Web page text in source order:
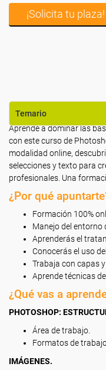
¡Solicita tu plaza!
Temario
Aprende a dominar las
con este curso de
modalidad online,
selecciones y texto para
profesionales. Una
¿Por qué
Formación 100%
Manejo del entorno
Aprenderás el
Conocerás el uso
Trabaja con capas
Aprende técnicas
¿Qué vas a
PHOTOSHOP:
Área de trabajo.
Formatos de
IMÁGENES.